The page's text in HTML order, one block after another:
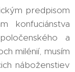
predpisom
konfuciánstva
a
milénií, musím
náboženstiev